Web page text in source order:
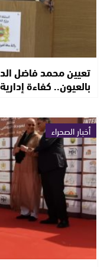
تعيين محمد فاضل
بالعيون.. كفاءة
أخبار الصحراء